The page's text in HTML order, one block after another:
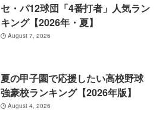
セ・パ12球団「4番打者」人気ラン
キング【2026年・夏】
August 7, 2026
夏の甲子園で応援したい高校野球
強豪校ランキング【2026年版】
August 4, 2026